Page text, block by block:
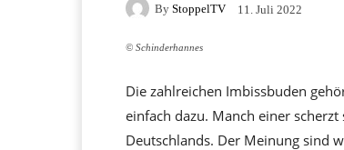
By StoppelTV 11. Juli 2022
© Schinderhannes
Die zahlreichen Imbissbuden
einfach dazu. Manch einer
Deutschlands. Der Meinung sind